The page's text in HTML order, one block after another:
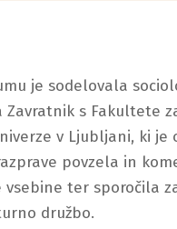
je sodelovala
Zavratnik s Fakultete
v Ljubljani, ki je
povzela in
vsebine ter sporočila
družbo.